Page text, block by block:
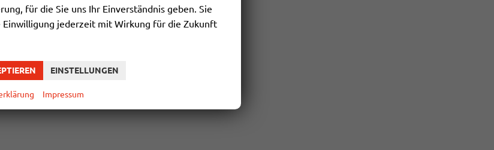
für die Sie uns Ihr Einverständnis geben. Sie
Einwilligung jederzeit mit Wirkung für die Zukunft
EINSTELLUNGEN
Impressum